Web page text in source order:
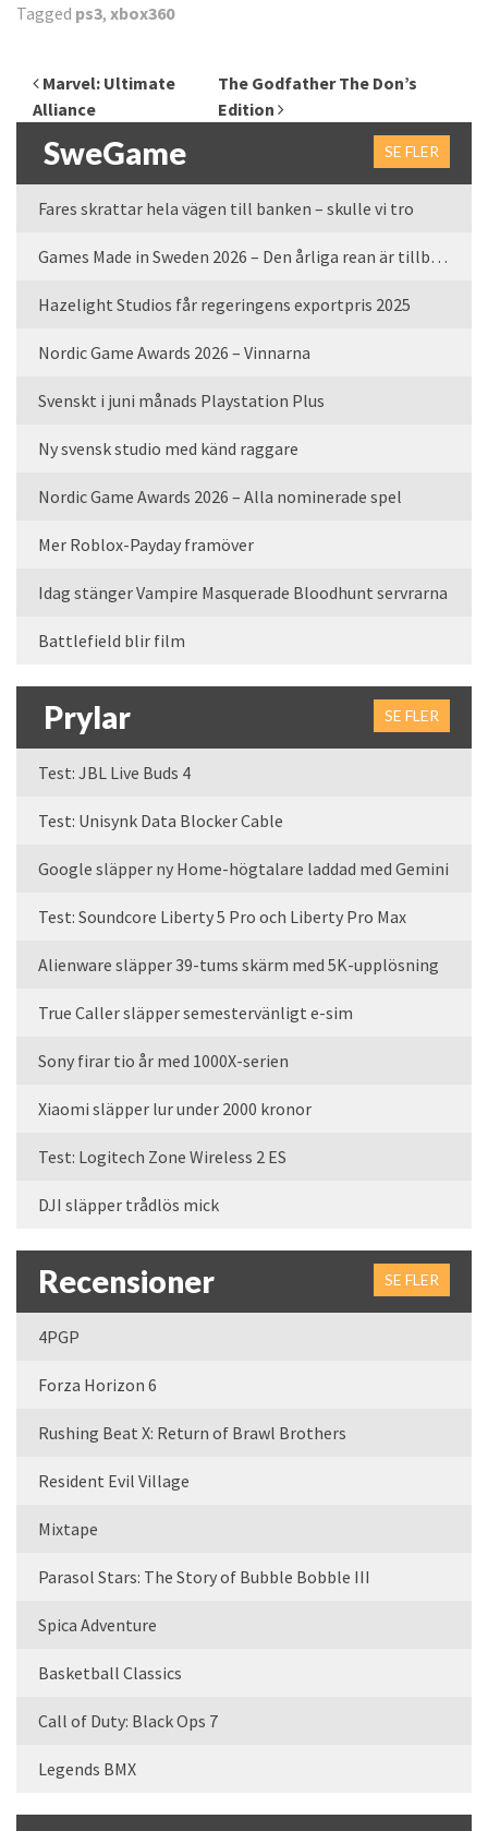
Tagged ps3, xbox360
Inläggsnavigering
Marvel: Ultimate
Alliance
The Godfather The Don’s
Edition
SweGame SE FLER
Fares skrattar hela vägen till banken – skulle vi tro
Games Made in Sweden 2026 – Den årliga rean är tillbaka
Hazelight Studios får regeringens exportpris 2025
Nordic Game Awards 2026 – Vinnarna
Svenskt i juni månads Playstation Plus
Ny svensk studio med känd raggare
Nordic Game Awards 2026 – Alla nominerade spel
Mer Roblox-Payday framöver
Idag stänger Vampire Masquerade Bloodhunt servrarna
Battlefield blir film
Prylar SE FLER
Test: JBL Live Buds 4
Test: Unisynk Data Blocker Cable
Google släpper ny Home-högtalare laddad med Gemini
Test: Soundcore Liberty 5 Pro och Liberty Pro Max
Alienware släpper 39-tums skärm med 5K-upplösning
True Caller släpper semestervänligt e-sim
Sony firar tio år med 1000X-serien
Xiaomi släpper lur under 2000 kronor
Test: Logitech Zone Wireless 2 ES
DJI släpper trådlös mick
Recensioner SE FLER
4PGP
Forza Horizon 6
Rushing Beat X: Return of Brawl Brothers
Resident Evil Village
Mixtape
Parasol Stars: The Story of Bubble Bobble III
Spica Adventure
Basketball Classics
Call of Duty: Black Ops 7
Legends BMX